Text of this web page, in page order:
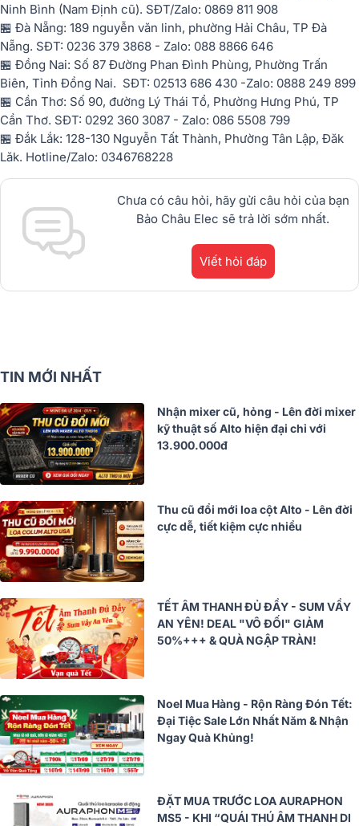
Ninh Bình (Nam Định cũ). SĐT/Zalo: 0869 811 908
🏪 Đà Nẵng: 189 nguyễn văn linh, phường Hải Châu, TP Đà
Nẵng. SĐT: 0236 379 3868 - Zalo: 088 8866 646
🏪 Đồng Nai: Số 87 Đường Phan Đình Phùng, Phường Trấn
Biên, Tỉnh Đồng Nai. SĐT: 02513 686 430 -Zalo: 0888 249 899
🏪 Cần Thơ: Số 90, đường Lý Thái Tổ, Phường Hưng Phú, TP
Cần Thơ. SĐT: 0292 360 3087 - Zalo: 086 5508 799
🏪 Đắk Lắk: 128-130 Nguyễn Tất Thành, Phường Tân Lập, Đăk
Lăk. Hotline/Zalo: 0346768228
Chưa có câu hỏi, hãy gửi câu hỏi của bạn
Bảo Châu Elec sẽ trả lời sớm nhất.
Viết hỏi đáp
TIN MỚI NHẤT
Nhận mixer cũ, hỏng - Lên đời mixer
kỹ thuật số Alto hiện đại chỉ với
13.900.000đ
Thu cũ đổi mới loa cột Alto - Lên đời
cực dễ, tiết kiệm cực nhiều
TẾT ÂM THANH ĐỦ ĐẦY - SUM VẦY
AN YÊN! DEAL "VÔ ĐỐI" GIẢM
50%+++ & QUÀ NGẬP TRÀN!
Noel Mua Hàng - Rộn Ràng Đón Tết:
Đại Tiệc Sale Lớn Nhất Năm & Nhận
Ngay Quà Khủng!
ĐẶT MUA TRƯỚC LOA AURAPHON
MS5 - KHI “QUÁI THÚ ÂM THANH DI